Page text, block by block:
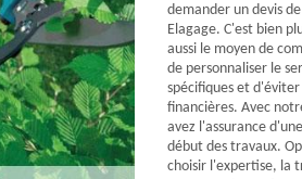
demander un devis
Elagage. C'est bien
aussi le moyen de
de personnaliser le
spécifiques et d'éviter
financières. Avec
avez l'assurance
début des travaux.
choisir l'expertise, la